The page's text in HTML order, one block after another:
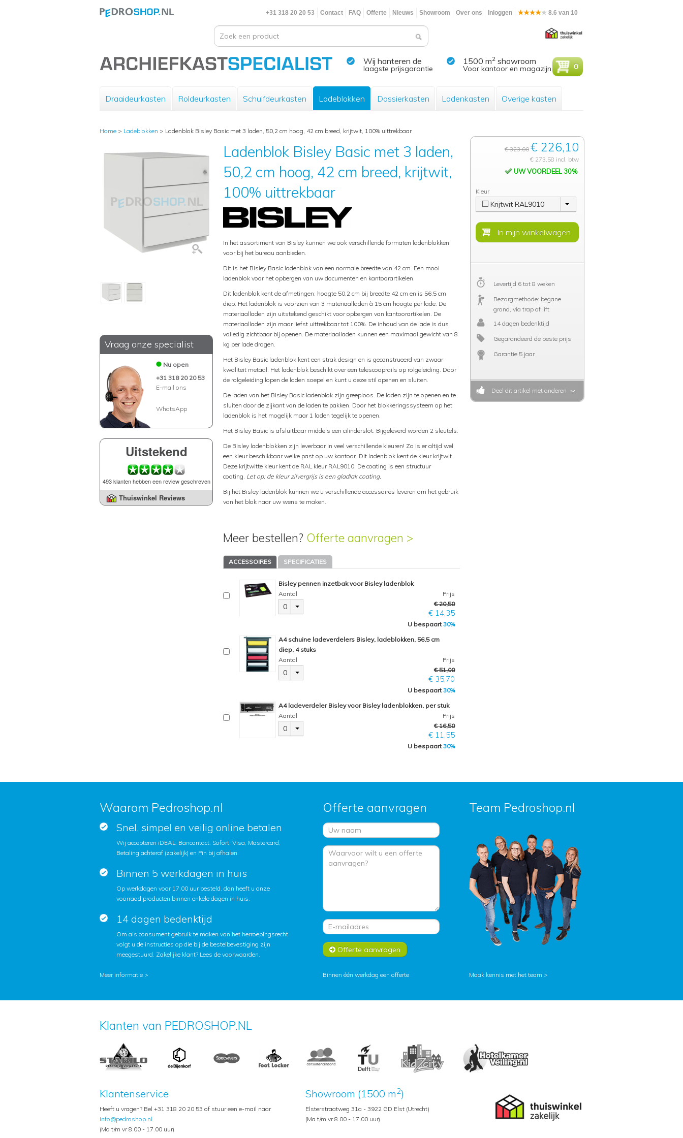
+31 318 20 20 53 Contact FAQ Offerte Nieuws Showroom Over ons Inloggen 8.6 van 10
Wij hanteren de
laagste prijsgarantie
1500 m2 showroom
Voor kantoor en magazijn 0
Draaideurkasten Roldeurkasten Schuifdeurkasten Ladeblokken Dossierkasten Ladenkasten Overige kasten
Home > Ladeblokken > Ladenblok Bisley Basic met 3 laden, 50,2 cm hoog, 42 cm breed, krijtwit, 100% uittrekbaar
Vraag onze specialist
Nu open
+31 318 20 20 53
E-mail ons
WhatsApp
Uitstekend
493 klanten hebben een review geschreven
Thuiswinkel Reviews
Ladenblok Bisley Basic met 3 laden,
50,2 cm hoog, 42 cm breed, krijtwit,
100% uittrekbaar
In het assortiment van Bisley kunnen we ook verschillende formaten ladenblokken
voor bij het bureau aanbieden.
Dit is het Bisley Basic ladenblok van een normale breedte van 42 cm. Een mooi
ladenblok voor het opbergen van uw documenten en kantoorartikelen.
Dit ladenblok kent de afmetingen: hoogte 50,2 cm bij breedte 42 cm en is 56,5 cm
diep. Het ladenblok is voorzien van 3 materiaalladen à 15 cm hoogte per lade. De
materiaalladen zijn uitstekend geschikt voor opbergen van kantoorartikelen. De
materiaalladen zijn maar liefst uittrekbaar tot 100%. De inhoud van de lade is dus
volledig zichtbaar bij openen. De materiaalladen kunnen een maximaal gewicht van 8
kg per lade dragen.
Het Bisley Basic ladenblok kent een strak design en is geconstrueerd van zwaar
kwaliteit metaal. Het ladenblok beschikt over een telescooprails op rolgeleiding. Door
de rolgeleiding lopen de laden soepel en kunt u deze stil openen en sluiten.
De laden van het Bisley Basic ladenblok zijn greeploos. De laden zijn te openen en te
sluiten door de zijkant van de laden te pakken. Door het blokkeringssysteem op het
ladenblok is het mogelijk maar 1 laden tegelijk te openen.
Het Bisley Basic is afsluitbaar middels een cilinderslot. Bijgeleverd worden 2 sleutels.
De Bisley ladenblokken zijn leverbaar in veel verschillende kleuren! Zo is er altijd wel
een kleur beschikbaar welke past op uw kantoor. Dit ladenblok kent de kleur krijtwit.
Deze krijtwitte kleur kent de RAL kleur RAL9010. De coating is een structuur
coating. Let op: de kleur zilvergrijs is een gladlak coating.
Bij het Bisley ladenblok kunnen we u verschillende accessoires leveren om het gebruik
van het blok naar uw wens te maken.
Meer bestellen? Offerte aanvragen >
ACCESSOIRES SPECIFICATIES
Bisley pennen inzetbak voor Bisley ladenblok
Aantal
0
Prijs
€ 20,50
€ 14,35
U bespaart30%
A4 schuine ladeverdelers Bisley, ladeblokken, 56,5 cm
diep, 4 stuks
Aantal
0
Prijs
€ 51,00
€ 35,70
U bespaart30%
A4 ladeverdeler Bisley voor Bisley ladenblokken, per stuk
Aantal
0
Prijs
€ 16,50
€ 11,55
U bespaart30%
€ 323,00 € 226,10
€ 273,58 incl. btw
UW VOORDEEL 30%
Kleur
Krijtwit RAL9010
Levertijd 6 tot 8 weken
Bezorgmethode: begane
grond, via trap of lift
14 dagen bedenktijd
Gegarandeerd de beste prijs
Garantie 5 jaar
Deel dit artikel met anderen
Waarom Pedroshop.nl
Snel, simpel en veilig online betalen
Wij accepteren iDEAL, Bancontact, Sofort, Visa, Mastercard,
Betaling achteraf (zakelijk) en Pin bij afhalen.
Binnen 5 werkdagen in huis
Op werkdagen voor 17.00 uur besteld, dan heeft u onze
voorraad producten binnen enkele dagen in huis.
14 dagen bedenktijd
Om als consument gebruik te maken van het herroepingsrecht
volgt u de instructies op die bij de bestelbevestiging zijn
meegestuurd. Zakelijke klant? Lees de voorwaarden.
Offerte aanvragen
Offerte aanvragen
Team Pedroshop.nl
Meer informatie > Binnen één werkdag een offerte Maak kennis met het team >
Klanten van PEDROSHOP.NL
Klantenservice
Heeft u vragen? Bel +31 318 20 20 53 of stuur een e-mail naar
info@pedroshop.nl
(Ma t/m vr 8.00 - 17.00 uur)
Showroom (1500 m2)
Elsterstraatweg 31a - 3922 GD Elst (Utrecht)
(Ma t/m vr 8.00 - 17.00 uur)